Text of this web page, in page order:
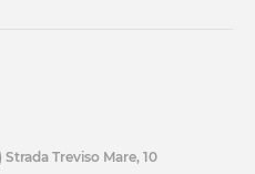
Treviso Mare, 10